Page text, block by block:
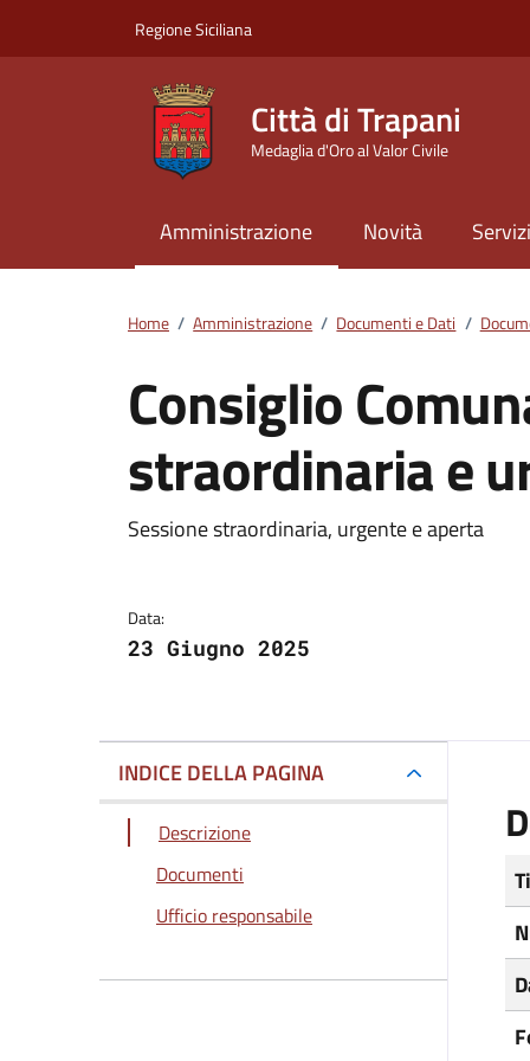
Regione Siciliana
Città di Trapani
Medaglia d'Oro al Valor Civile
Amministrazione Novità Servizi
Home / Amministrazione / Documenti e Dati /
Consiglio
straordinaria e
Dettagli del
Sessione straordinaria, urgente e aperta
Data:
23 Giugno 2025
INDICE DELLA PAGINA
Descrizione
Documenti
Ufficio responsabile